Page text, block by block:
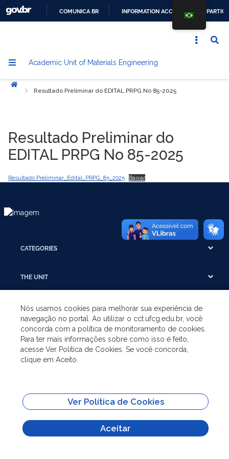
COMUNICA BR INFORMATION ACCESS
Academic Unit of Materials Engineering
Home
Resultado Preliminar do EDITAL PRPG No 85-2025
Resultado Preliminar do
EDITAL PRPG No 85-2025
Resultado Preliminar_Edital_PRPG_85_2025 Baixar
CATEGORIES
THE UNIT
UNDERGRADUATE
POSTGRADUATE
SHORTCUTS
All content on this site is published under licenseAttribution-NoDerivs 3.0
Unported (CC BY-ND 3.0)
Nós usamos cookies para melhorar sua experiência de
navegação no portal. Ao utilizar o cct.ufcg.edu.br, você
concorda com a política de monitoramento de cookies.
Para ter mais informações sobre como isso é feito,
acesse Ver Política de Cookies. Se você concorda,
clique em Aceito.
Ver Política de Cookies
Aceitar